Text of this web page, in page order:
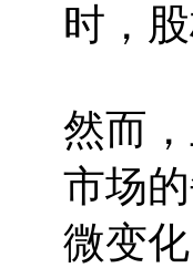
时，
然而
市场
微变